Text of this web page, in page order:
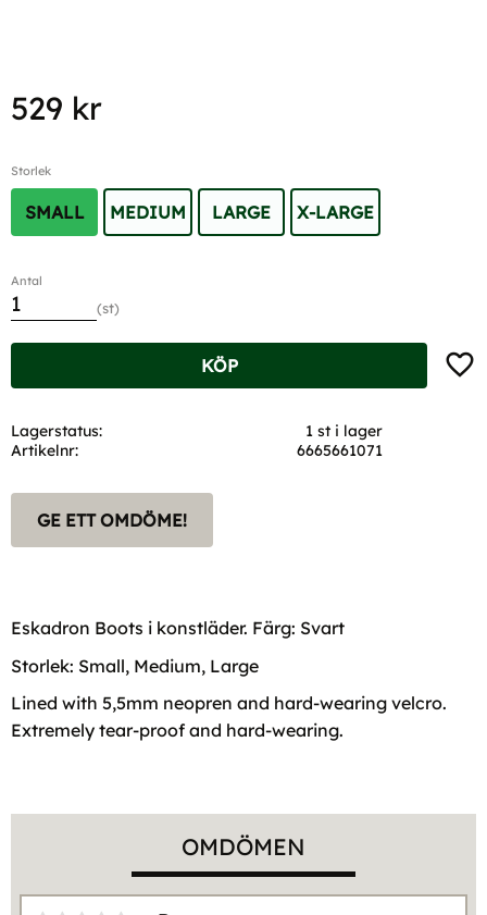
529 kr
Storlek
SMALL MEDIUM LARGE X-LARGE
Antal
st
KÖP
Lagerstatus
1 st i lager
Artikelnr
6665661071
GE ETT OMDÖME!
Eskadron Boots i konstläder. Färg: Svart
Storlek: Small, Medium, Large
Lined with 5,5mm neopren and hard-wearing velcro.
Extremely tear-proof and hard-wearing.
OMDÖMEN